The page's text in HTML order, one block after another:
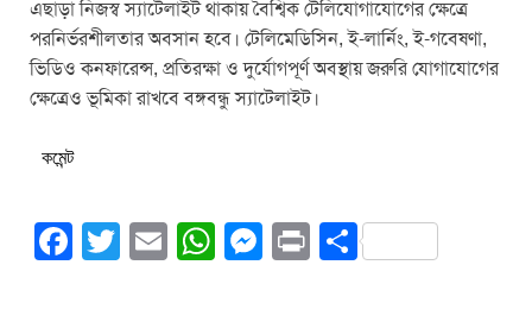
এছাড়া নিজস্ব স্যাটেলাইট থাকায় বৈশ্বিক টেলিযোগাযোগের ক্ষেত্রে
পরনির্ভরশীলতার অবসান হবে। টেলিমেডিসিন, ই-লার্নিং, ই-গবেষণা,
ভিডিও কনফারেন্স, প্রতিরক্ষা ও দুর্যোগপূর্ণ অবস্থায় জরুরি যোগাযোগের
ক্ষেত্রেও ভূমিকা রাখবে বঙ্গবন্ধু স্যাটেলাইট।
কমেন্ট
F
T
E
W M Pr S